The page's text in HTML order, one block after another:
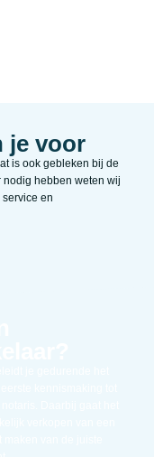
je voor
is ook gebleken bij de
hebben weten wij
en